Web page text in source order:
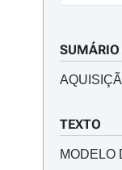
SUMÁRIO
TEXTO
MODELO